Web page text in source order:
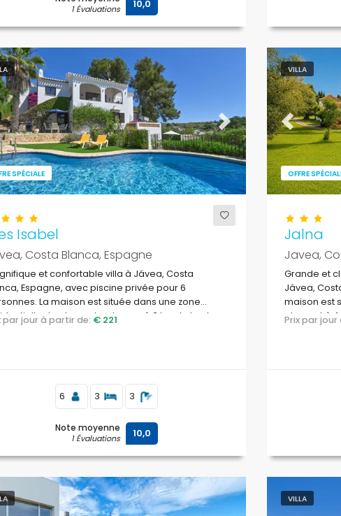
1 Évaluations 10,0
SPÉCIALE
Next
Isabel
Costa Blanca, Espagne
et confortable villa à Jávea, Costa
Espagne, avec piscine privée pour 6
La maison est située dans une zone
de plage et se trouve à 3 km de la plage
par jour à partir de: € 221
6 3 3
Note moyenne
1 Évaluations 10,0
VILLA
OFFRE
Previous
Jalna
Javea,
Grande et
Jávea,
maison est
plage et à 4
Prix par
VILLA